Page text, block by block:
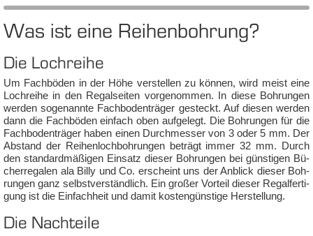
Was ist ei­ne Rei­hen­boh­rung?
Die Lochrei­he
Um Fach­bö­den in der Hö­he ver­stel­len zu kön­nen, wird meist ei­ne
Lochrei­he in den Re­gal­sei­ten vor­ge­nom­men. In die­se Boh­run­gen
wer­den so­ge­nann­te Fach­bo­den­trä­ger ge­steckt. Auf die­sen wer­den
dann die Fach­bö­den ein­fach oben auf­ge­legt. Die Boh­run­gen für die
Fach­bo­den­trä­ger ha­ben ei­nen Durch­mes­ser von 3 oder 5 mm. Der
Ab­stand der Rei­hen­loch­boh­run­gen be­trägt im­mer 32 mm. Durch
den stan­dard­mä­ßi­gen Ein­satz die­ser Boh­run­gen bei güns­ti­gen Bü­
cher­re­ga­len ala Bil­ly und Co. er­scheint uns der An­blick die­ser Boh­
run­gen ganz selbst­ver­ständ­lich. Ein großer Vor­teil die­ser Re­gal­fer­ti­
gung ist die Ein­fach­heit und da­mit kos­ten­güns­ti­ge Her­stel­lung.
Die Nach­tei­le